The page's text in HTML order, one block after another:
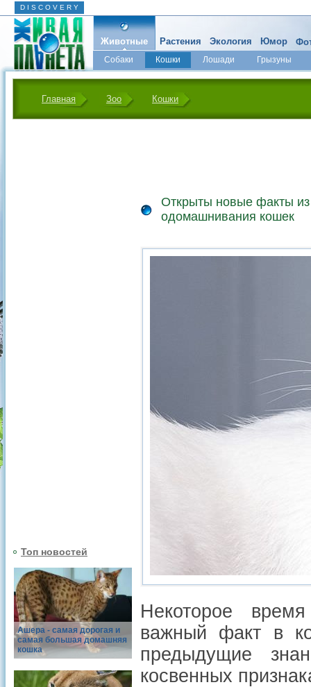
D I S C O V E R Y
Животные
Собаки Кошки Лошади
Грызуны
Микромир
Растения Экология Юмор
Главная Зоо Кошки
Топ новостей
Ашера - самая дорогая и
самая большая домашняя
кошка
Открыты новые факты из
одомашнивания кошек
Некоторое
важный факт в
предыдущие
косвенных